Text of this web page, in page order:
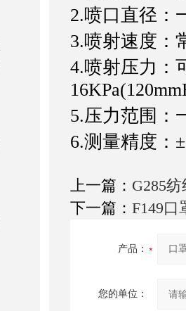
2.喷口直径：
3.喷射速度：
4.喷射压力：
5.压力范围：
6.测量精度：
上一篇： G285
下一篇： F149口
产品：
您的单位：